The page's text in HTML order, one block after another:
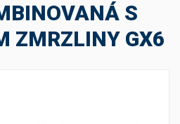
S
ZMRZLINY GX6